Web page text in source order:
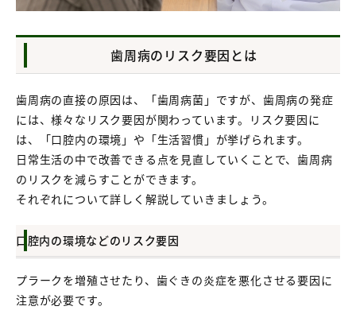
歯周病のリスク要因とは
歯周病の直接の原因は、「歯周病菌」ですが、歯周病の発症
には、様々なリスク要因が関わっています。リスク要因に
は、「口腔内の環境」や「生活習慣」が挙げられます。
日常生活の中で改善できる点を見直していくことで、歯周病
のリスクを減らすことができます。
それぞれについて詳しく解説していきましょう。
口腔内の環境などのリスク要因
プラークを増殖させたり、歯ぐきの炎症を悪化させる要因に
注意が必要です。